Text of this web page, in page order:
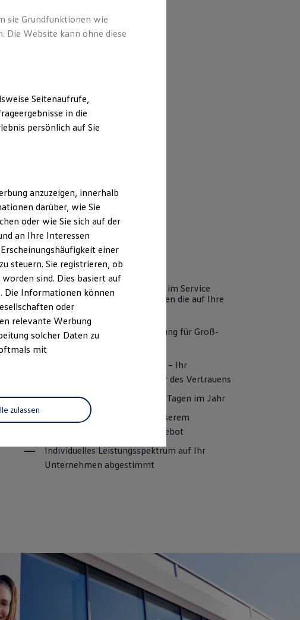
Exklusive Vorteile
Als Kunde unseres Fleet Business Center im Service
profitieren Sie von besonderen Leistungen die auf Ihre
Bedürfnisse zugeschnitten sind.
Kurzfristige Terminvereinbarung für Groß-
und Flottenkunden
Fleet Business Serviceberater – Ihr
persönlicher Ansprechpartner des Vertrauens
24 Stunden Notdienst an 365 Tagen im Jahr
Grenzenlose Mobilität mit unserem
vielfältigen Ersatzwagen Angebot
Individuelles Leistungsspektrum auf Ihr
Unternehmen abgestimmt
sie Grundfunktionen wie
Die Website kann ohne diese
Seitenaufrufe,
in die
persönlich auf Sie
anzuzeigen, innerhalb
darüber, wie Sie
oder wie Sie sich auf der
an Ihre Interessen
einer
steuern. Sie registrieren, ob
sind. Dies basiert auf
Die Informationen können
oder
relevante Werbung
solcher Daten zu
mit
zulassen